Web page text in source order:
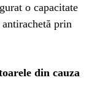
o capacitate
prin
din cauza